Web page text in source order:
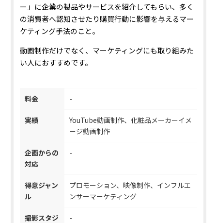
ー」に企業の製品やサービスを紹介してもらい、多く
の消費者へ認知させたり購買行動に影響を与えるマー
ケティング手法のこと。
動画制作だけでなく、マーケティングにも取り組みた
い人におすすめです。
料金 -
実績
YouTube動画制作、化粧品メーカーイメ
ージ動画制作
企画からの
対応
-
得意ジャン
ル
プロモーション、映像制作、インフルエ
ンサーマーケティング
撮影スタジ
-